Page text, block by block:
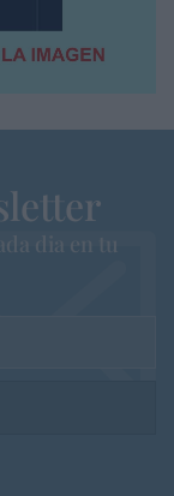
dia en tu